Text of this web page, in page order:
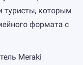
туристы, которым
формата с
Meraki